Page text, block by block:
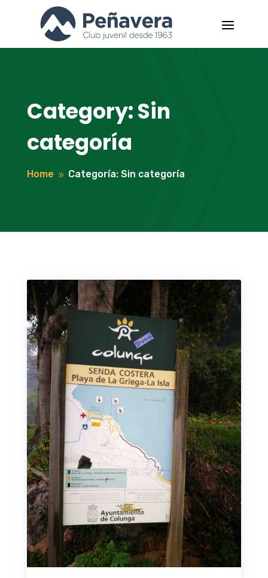
Category: Sin
categoría
Home 9 Categoría: Sin categoría